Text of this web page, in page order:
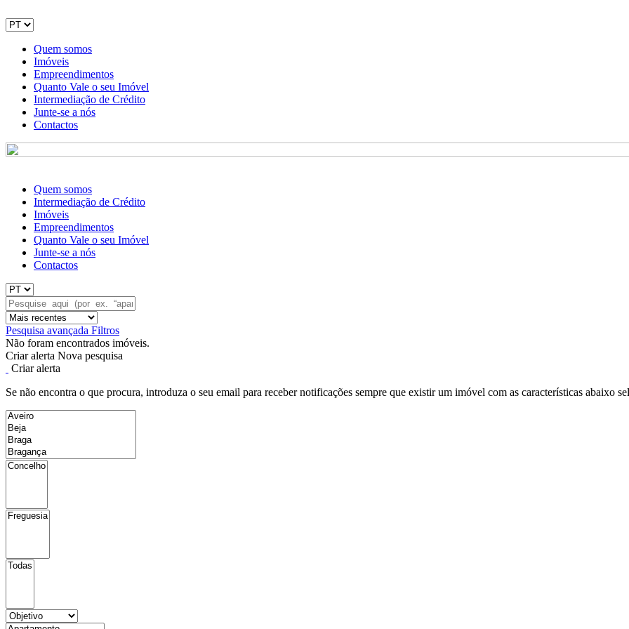
Quem somos
Imóveis
Empreendimentos
Quanto Vale o seu Imóvel
Intermediação de Crédito
Junte-se a nós
Contactos
Quem somos
Intermediação de Crédito
Imóveis
Empreendimentos
Quanto Vale o seu Imóvel
Junte-se a nós
Contactos
Pesquisa avançada Filtros
Não foram encontrados imóveis.
Criar alerta Nova pesquisa
Criar alerta
Se não encontra o que procura, introduza o seu email para receber notificações sempre que existir um imóvel com as características abaixo